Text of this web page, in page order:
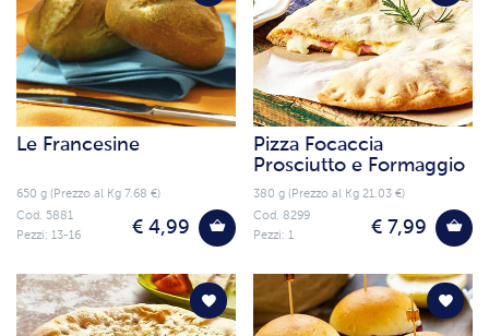
Le Francesine
650 g (Prezzo al Kg 7.68 €)
€ 4,99
Cod. 5881
Pezzi: 13-16
Pizza Focaccia
Prosciutto e Formaggio
380 g (Prezzo al Kg 21.03 €)
€ 7,99
Cod. 8299
Pezzi: 1